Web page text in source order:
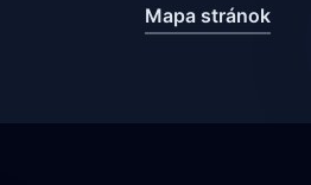
Mapa stránok